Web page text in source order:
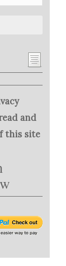
and
this site